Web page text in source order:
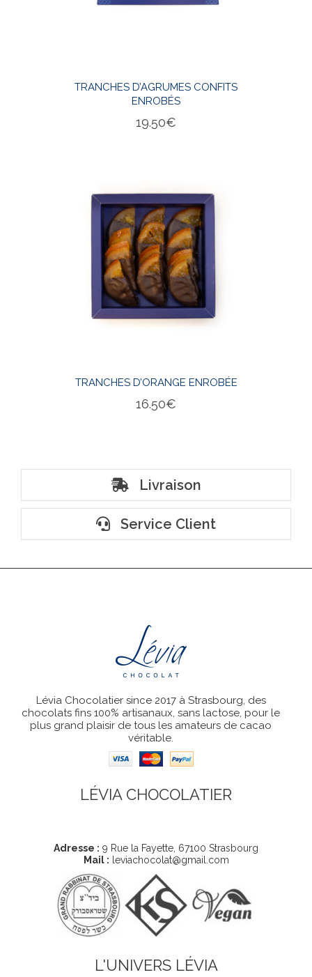
TRANCHES D’AGRUMES CONFITS
ENROBÉS
19.50€
TRANCHES D’ORANGE ENROBÉE
16.50€
Livraison
Service Client
Lévia Chocolatier since 2017 à Strasbourg, des
chocolats fins 100% artisanaux, sans lactose, pour le
plus grand plaisir de tous les amateurs de cacao
véritable.
LÉVIA CHOCOLATIER
Adresse : 9 Rue la Fayette, 67100 Strasbourg
Mail : leviachocolat@gmail.com
L'UNIVERS LÉVIA